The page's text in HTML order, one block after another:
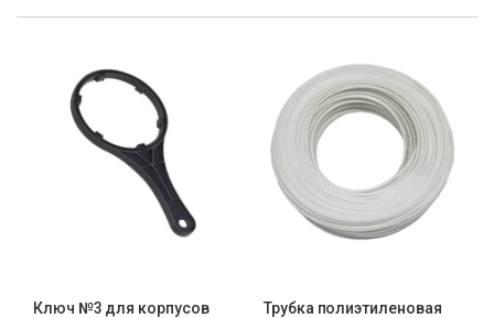
Ключ №3 для корпусов
Трубка полиэтиленовая